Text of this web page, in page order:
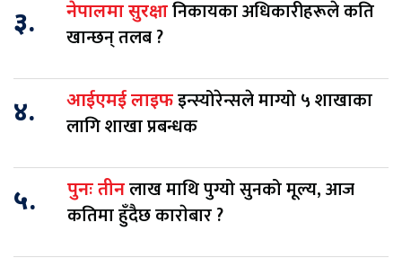
३. नेपालमा सुरक्षानिकायका अधिकारीहरूले कति
खान्छन् तलब ?
४. आईएमई लाइफइन्स्योरेन्सले माग्यो ५ शाखाका
लागि शाखा प्रबन्धक
५. पुनः तीनलाख माथि पुग्यो सुनको मूल्य, आज
कतिमा हुँदैछ काराेबार ?